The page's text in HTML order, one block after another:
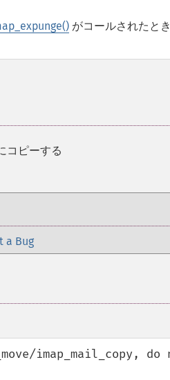
がコールされたと
コピーする
a Bug
imap_mail_copy, do